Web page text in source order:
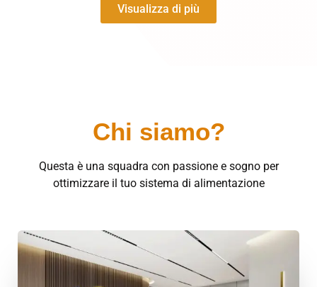
Visualizza di più
Chi siamo?
Questa è una squadra con passione e sogno per
ottimizzare il tuo sistema di alimentazione